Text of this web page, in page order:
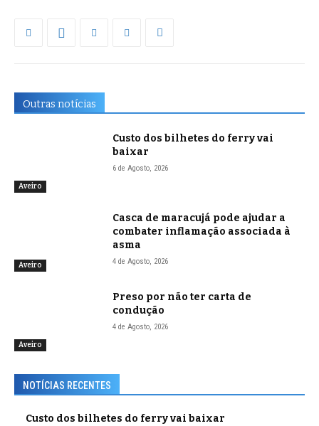
Outras notícias
Aveiro
Custo dos bilhetes do ferry vai
baixar
6 de Agosto, 2026
Aveiro
Casca de maracujá pode ajudar a
combater inflamação associada à
asma
4 de Agosto, 2026
Aveiro
Preso por não ter carta de
condução
4 de Agosto, 2026
NOTÍCIAS RECENTES
Custo dos bilhetes do ferry vai baixar